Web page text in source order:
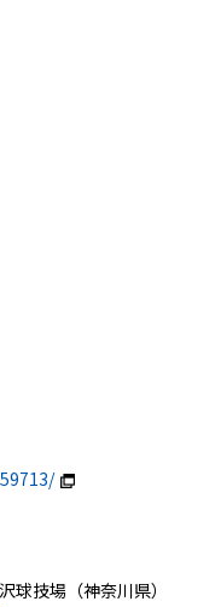
球技場（神奈川県）